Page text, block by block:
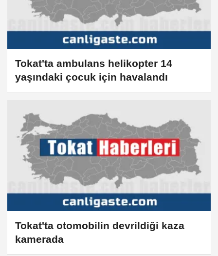
Tokat'ta ambulans helikopter 14
yaşındaki çocuk için havalandı
Tokat'ta otomobilin devrildiği kaza
kamerada